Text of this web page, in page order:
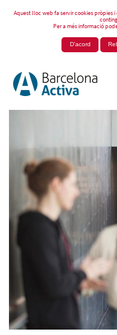
Aquest lloc web fa servir cookies pròpies
Per a més informació
D'acord